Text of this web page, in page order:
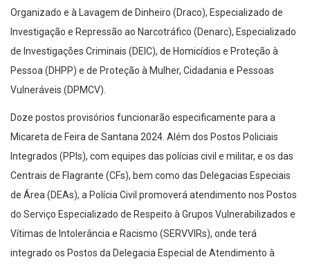
Organizado e à Lavagem de Dinheiro (Draco), Especializado de
Investigação e Repressão ao Narcotráfico (Denarc), Especializado
de Investigações Criminais (DEIC), de Homicídios e Proteção à
Pessoa (DHPP) e de Proteção à Mulher, Cidadania e Pessoas
Vulneráveis (DPMCV).
Doze postos provisórios funcionarão especificamente para a
Micareta de Feira de Santana 2024. Além dos Postos Policiais
Integrados (PPIs), com equipes das polícias civil e militar, e os das
Centrais de Flagrante (CFs), bem como das Delegacias Especiais
de Área (DEAs), a Polícia Civil promoverá atendimento nos Postos
do Serviço Especializado de Respeito à Grupos Vulnerabilizados e
Vítimas de Intolerância e Racismo (SERVVIRs), onde terá
integrado os Postos da Delegacia Especial de Atendimento à